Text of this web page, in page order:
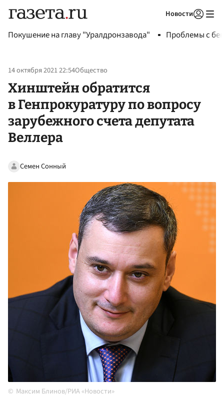
Новости
Покушение на главу "Уралдронзавода" Проблемы с
14 октября 2021 22:54Общество
Хинштейн обратится
в Генпрокуратуру по вопросу
зарубежного счета депутата
Веллера
Семен Сонный
Максим Блинов/РИА «Новости»